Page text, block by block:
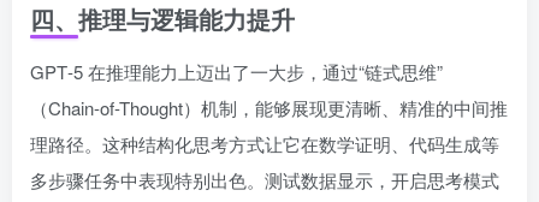
四、推理与逻辑能力提升
GPT‑5 在推理能力上迈出了一大步，通过“链式思维”
（Chain-of-Thought）机制，能够展现更清晰、精准的中间推
理路径。这种结构化思考方式让它在数学证明、代码生成等
多步骤任务中表现特别出色。测试数据显示，开启思考模式